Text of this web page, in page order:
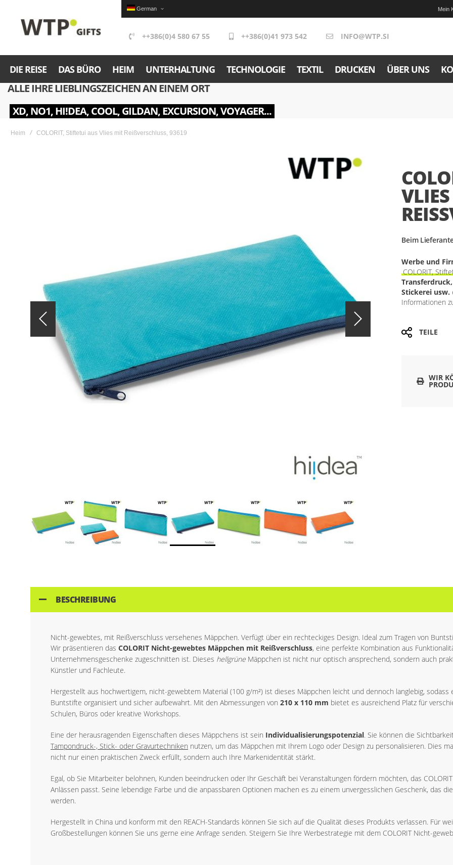
German Mein
++386(0)4 580 67 55 ++386(0)41 973 542 INFO@WTP.SI
DIE REISE DAS BÜRO HEIM UNTERHALTUNG TECHNOLOGIE TEXTIL DRUCKEN ÜBER UNS
ALLE IHRE LIEBLINGSZEICHEN AN EINEM ORT
XD, NO1, HI!DEA, COOL, GILDAN, EXCURSION, VOYAGER...
Heim COLORIT, Stiftetui aus Vlies mit Reißverschluss, 93619
the
images
Beim
Werbe und
COLORIT,
Stickerei usw.
Informationen
TEILE
WIR
BESCHREIBUNG
Nicht-gewebtes, mit Reißverschluss versehenes Mäppchen. Verfügt über ein rechteckiges Design. Ideal zum Tragen von
Wir präsentieren das COLORIT Nicht-gewebtes Mäppchen mit Reißverschluss, eine perfekte Kombination aus
Unternehmensgeschenke zugeschnitten ist. Dieses hellgrüne Mäppchen ist nicht nur optisch ansprechend, sondern auch
Künstler und Fachleute.
Hergestellt aus hochwertigem, nicht-gewebtem Material (100 g/m²) ist dieses Mäppchen leicht und dennoch langlebig,
Buntstifte organisiert und sicher aufbewahrt. Mit den Abmessungen von 210 x 110 mm bietet es ausreichend Platz für
Schulen, Büros oder kreative Workshops.
Eine der herausragenden Eigenschaften dieses Mäppchens ist sein Individualisierungspotenzial. Sie können die
Tampondruck-, Stick- oder Gravurtechniken nutzen, um das Mäppchen mit Ihrem Logo oder Design zu personalisieren. Dies
nicht nur einen praktischen Zweck erfüllt, sondern auch Ihre Markenidentität stärkt.
Egal, ob Sie Mitarbeiter belohnen, Kunden beeindrucken oder Ihr Geschäft bei Veranstaltungen fördern möchten, das
Anlässen passt. Seine lebendige Farbe und die anpassbaren Optionen machen es zu einem unvergesslichen Geschenk, das
werden.
Hergestellt in China und konform mit den REACH-Standards können Sie sich auf die Qualität dieses Produkts verlassen. Für
Großbestellungen können Sie uns gerne eine Anfrage senden. Steigern Sie Ihre Werbestrategie mit dem COLORIT Nicht-